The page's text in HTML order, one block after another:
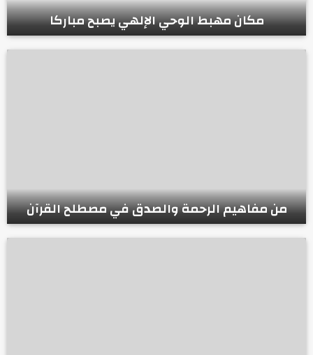
مكان مهبط الوحي الإلهي يصبح مباركا
من مفاهيم الرحمة والصدق في مصطلح القرآن